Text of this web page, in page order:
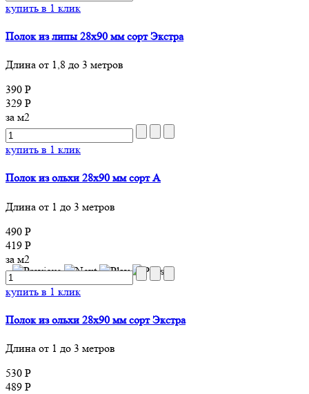
купить в 1 клик
Полок из липы 28х90 мм сорт Экстра
Длина от 1,8 до 3 метров
390 Р
329 Р
за м2
купить в 1 клик
Полок из ольхи 28х90 мм сорт A
Длина от 1 до 3 метров
490 Р
419 Р
за м2
купить в 1 клик
Полок из ольхи 28х90 мм сорт Экстра
Длина от 1 до 3 метров
530 Р
489 Р